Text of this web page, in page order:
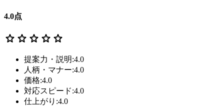
4.0点
star star star star star
提案力・説明:4.0
人柄・マナー:4.0
価格:4.0
対応スピード:4.0
仕上がり:4.0